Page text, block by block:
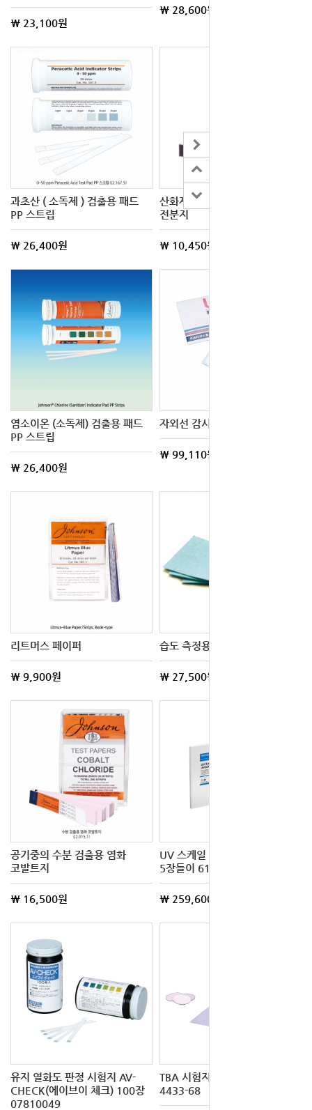
\ 23,100원
\ 28,600원
과초산 ( 소독제 ) 검출용 패드
PP 스트립
\ 26,400원
산화제 검출지, 요오드화 칼륨
전분지
\ 10,450원
염소이온 (소독제) 검출용 패드
PP 스트립
\ 26,400원
자외선 감시 라벨
\ 99,110원
리트머스 페이퍼
\ 9,900원
습도 측정용 염화 코발트지
\ 27,500원
공기중의 수분 검출용 염화
코발트지
\ 16,500원
UV 스케일 LM 시트 타입
5장들이 61-8518-52
\ 259,600원
유지 열화도 판정 시험지 AV-
CHECK(에이브이 체크) 100장
07810049
TBA 시험지 080570-411 61-
4433-68